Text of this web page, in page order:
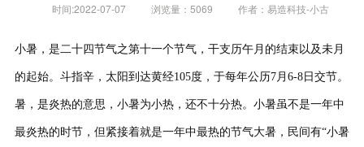
时间:2022-07-07 浏览量： 5069 作者： 易造科技-小古
小暑，是二十四节气之第十一个节气，干支历午月的结束以及未月
的起始。斗指辛，太阳到达黄经105度，于每年公历7月6-8日交节。
暑，是炎热的意思，小暑为小热，还不十分热。小暑虽不是一年中
最炎热的时节，但紧接着就是一年中最热的节气大暑，民间有“小暑